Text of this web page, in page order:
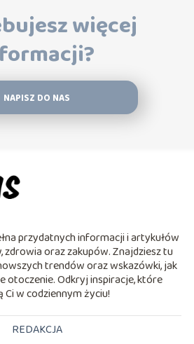
więcej
NAPISZ DO NAS
przydatnych informacji i artykułów
zdrowia oraz zakupów. Znajdziesz tu
trendów oraz wskazówki, jak
otoczenie. Odkryj inspiracje, które
Ci w codziennym życiu!
REDAKCJA